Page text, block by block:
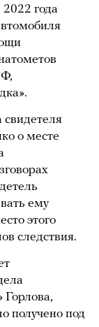
года
о месте
ему
этого
следствия.
Горлова,
получено под